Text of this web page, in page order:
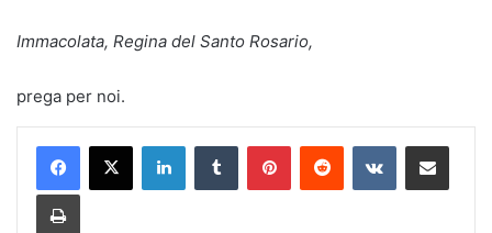
Immacolata, Regina del Santo Rosario,
prega per noi.